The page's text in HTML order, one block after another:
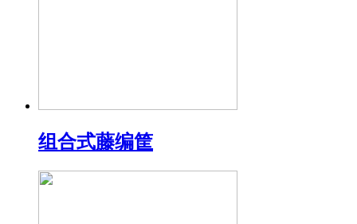
组合式藤编筐